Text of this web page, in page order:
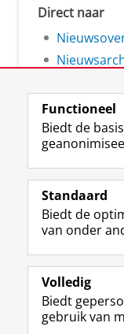
Direct naar
Volg
Studiekiezers
Alumni
Over ons
Functioneel
Biedt de
Standaard
Biedt de
van onder
Volledig
Biedt
gebruik van